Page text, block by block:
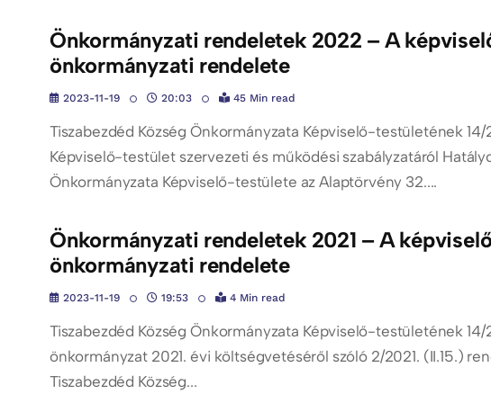
Önkormányzati rendeletek 2022 – A
önkormányzati rendelete
2023-11-19 20:03 45 Min read
Tiszabezdéd Község Önkormányzata Képviselő-testületének
Képviselő-testület szervezeti és működési szabályzatáról
Önkormányzata Képviselő-testülete az Alaptörvény 32....
Önkormányzati rendeletek 2021 – A
önkormányzati rendelete
2023-11-19 19:53 4 Min read
Tiszabezdéd Község Önkormányzata Képviselő-testületének
önkormányzat 2021. évi költségvetéséről szóló 2/2021. (II.15.)
Tiszabezdéd Község...